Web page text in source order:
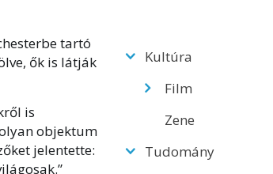
tartó
ők is látják
is
objektum
jelentette:
Kultúra
Film
Zene
Tudomány